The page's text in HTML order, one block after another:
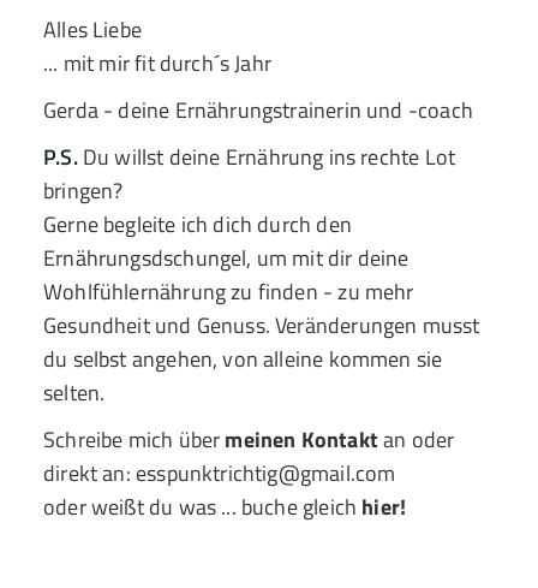
Alles Liebe
... mit mir fit durch´s Jahr
Gerda - deine Ernährungstrainerin und -coach
P.S.Du willst deine Ernährung ins rechte Lot
bringen?
Gerne begleite ich dich durch den
Ernährungsdschungel, um mit dir deine
Wohlfühlernährung zu finden - zu mehr
Gesundheit und Genuss. Veränderungen musst
du selbst angehen, von alleine kommen sie
selten.
Schreibe mich übermeinen Kontaktan oder
direkt an: esspunktrichtig@gmail.com
oder weißt du was ... buche gleich hier!